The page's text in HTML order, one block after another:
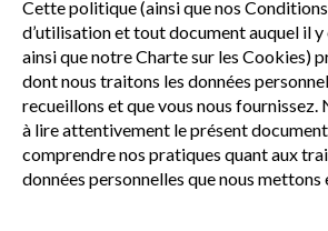
Cette politique (ainsi que nos
d’utilisation et tout document auquel il
ainsi que notre Charte sur les Cookies)
dont nous traitons les données
recueillons et que vous nous fournissez.
à lire attentivement le présent
comprendre nos pratiques quant aux
données personnelles que nous